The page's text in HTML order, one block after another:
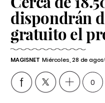
dispondrán
gratuito el
MAGISNET Miércoles, 28 de
0